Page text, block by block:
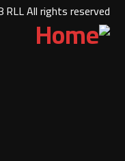
All rights reserved